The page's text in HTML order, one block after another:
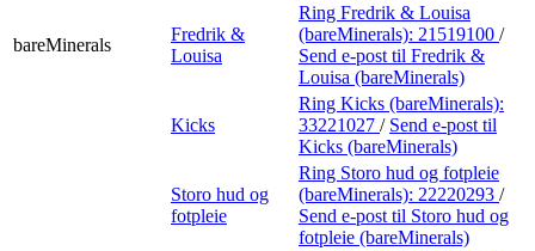
bareMinerals
Fredrik &
Louisa
Ring Fredrik & Louisa
(bareMinerals): 21519100 /
Send e-post til Fredrik &
Louisa (bareMinerals)
Kicks
Ring Kicks (bareMinerals):
33221027 / Send e-post til
Kicks (bareMinerals)
Storo hud og
fotpleie
Ring Storo hud og fotpleie
(bareMinerals): 22220293 /
Send e-post til Storo hud og
fotpleie (bareMinerals)